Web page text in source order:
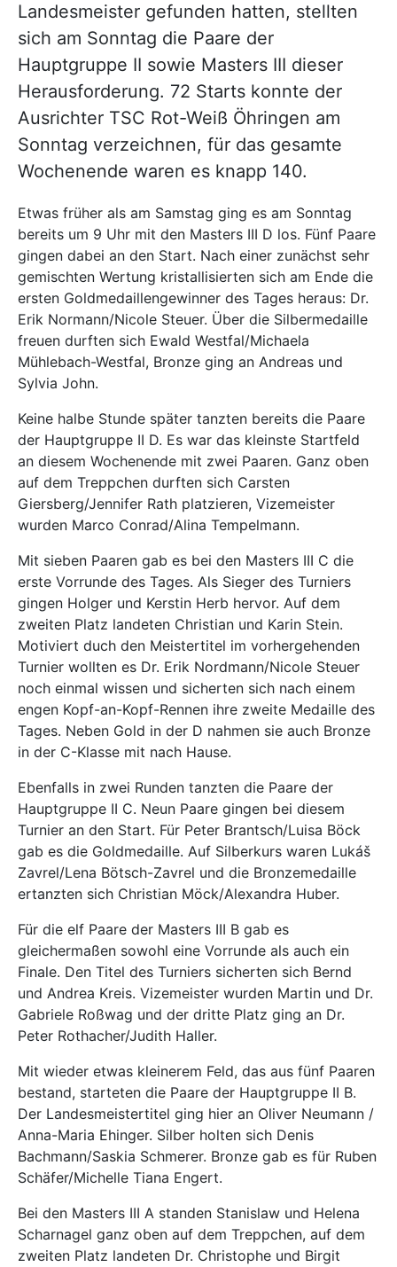
Landesmeister gefunden hatten, stellten
sich am Sonntag die Paare der
Hauptgruppe II sowie Masters III dieser
Herausforderung. 72 Starts konnte der
Ausrichter TSC Rot-Weiß Öhringen am
Sonntag verzeichnen, für das gesamte
Wochenende waren es knapp 140.
Etwas früher als am Samstag ging es am Sonntag
bereits um 9 Uhr mit den Masters III D los. Fünf Paare
gingen dabei an den Start. Nach einer zunächst sehr
gemischten Wertung kristallisierten sich am Ende die
ersten Goldmedaillengewinner des Tages heraus: Dr.
Erik Normann/Nicole Steuer. Über die Silbermedaille
freuen durften sich Ewald Westfal/Michaela
Mühlebach-Westfal, Bronze ging an Andreas und
Sylvia John.
Keine halbe Stunde später tanzten bereits die Paare
der Hauptgruppe II D. Es war das kleinste Startfeld
an diesem Wochenende mit zwei Paaren. Ganz oben
auf dem Treppchen durften sich Carsten
Giersberg/Jennifer Rath platzieren, Vizemeister
wurden Marco Conrad/Alina Tempelmann.
Mit sieben Paaren gab es bei den Masters III C die
erste Vorrunde des Tages. Als Sieger des Turniers
gingen Holger und Kerstin Herb hervor. Auf dem
zweiten Platz landeten Christian und Karin Stein.
Motiviert duch den Meistertitel im vorhergehenden
Turnier wollten es Dr. Erik Nordmann/Nicole Steuer
noch einmal wissen und sicherten sich nach einem
engen Kopf-an-Kopf-Rennen ihre zweite Medaille des
Tages. Neben Gold in der D nahmen sie auch Bronze
in der C-Klasse mit nach Hause.
Ebenfalls in zwei Runden tanzten die Paare der
Hauptgruppe II C. Neun Paare gingen bei diesem
Turnier an den Start. Für Peter Brantsch/Luisa Böck
gab es die Goldmedaille. Auf Silberkurs waren Lukáš
Zavrel/Lena Bötsch-Zavrel und die Bronzemedaille
ertanzten sich Christian Möck/Alexandra Huber.
Für die elf Paare der Masters III B gab es
gleichermaßen sowohl eine Vorrunde als auch ein
Finale. Den Titel des Turniers sicherten sich ​​​​​​Bernd
und Andrea Kreis. Vizemeister wurden Martin und Dr.
Gabriele Roßwag und der dritte Platz ging an Dr.
Peter Rothacher/Judith Haller.
Mit wieder etwas kleinerem Feld, das aus fünf Paaren
bestand, starteten die Paare der Hauptgruppe II B.
Der Landesmeistertitel ging hier an ​Oliver Neumann /
Anna-Maria Ehinger. Silber holten sich Denis
Bachmann/Saskia Schmerer. Bronze gab es für Ruben
Schäfer/Michelle Tiana Engert.
Bei den Masters III A standen ​​​​​​Stanislaw und Helena
Scharnagel ganz oben auf dem Treppchen, auf dem
zweiten Platz landeten Dr. Christophe und Birgit